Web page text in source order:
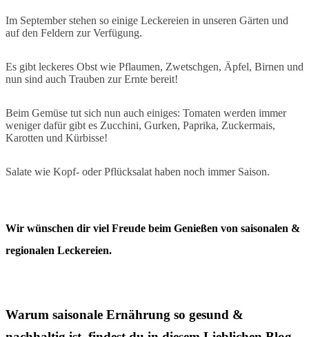
Im September stehen so einige Leckereien in unseren Gärten und
auf den Feldern zur Verfügung.
Es gibt leckeres Obst wie Pflaumen, Zwetschgen, Äpfel, Birnen und
nun sind auch Trauben zur Ernte bereit!
Beim Gemüse tut sich nun auch einiges: Tomaten werden immer
weniger dafür gibt es Zucchini, Gurken, Paprika, Zuckermais,
Karotten und Kürbisse!
Salate wie Kopf- oder Pflücksalat haben noch immer Saison.
Wir wünschen dir viel Freude beim Genießen von saisonalen &
regionalen Leckereien.
Warum saisonale Ernährung so gesund &